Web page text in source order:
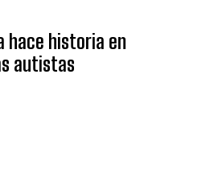
hace historia en
autistas